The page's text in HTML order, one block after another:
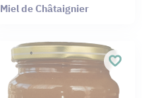
Miel de Châtaignier